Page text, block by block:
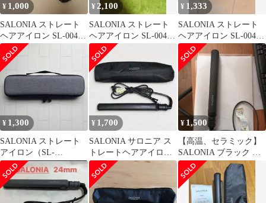
¥ 1,000
SALONIA ストレート
ヘアアイロン SL-004S
24mm
¥2,100
SALONIA ストレート
ヘアアイロン SL-004S
35mm
¥ 1,333
SALONIA ストレート
ヘアアイロン SL-004S
24mm ブラック
¥ 1,300
SALONIA ストレート
アイロン（SL-
010SW/SL-004S）収納
ケース
¥ 1,700
SALONIA サロニア ス
トレートヘアアイロン
黒24mm SL-004S
¥ 1,500
【高温、セラミック】
SALONIA ブラック ス
トレートヘアアイロン